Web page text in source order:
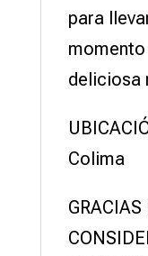
para
deliciosa
Colima
GRACIAS